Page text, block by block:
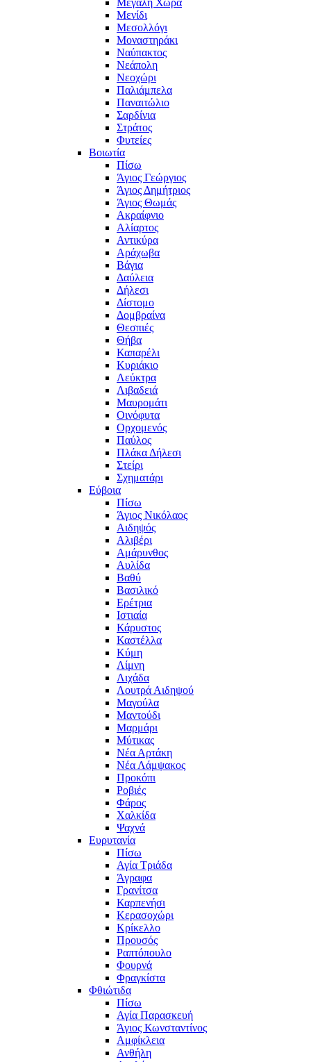
Μενίδι
Μεσολλόγι
Μοναστηράκι
Ναύπακτος
Νεάπολη
Νεοχώρι
Παλιάμπελα
Παναιτώλιο
Σαρδίνια
Στράτος
Φυτείες
Βοιωτία
Πίσω
Άγιος Γεώργιος
Άγιος Δημήτριος
Άγιος Θωμάς
Ακραίφνιο
Αλίαρτος
Αντικύρα
Αράχωβα
Βάγια
Δαύλεια
Δήλεσι
Δίστομο
Δομβραίνα
Θεσπιές
Θήβα
Καπαρέλι
Κυριάκιο
Λεύκτρα
Λιβαδειά
Μαυρομάτι
Οινόφυτα
Ορχομενός
Παύλος
Πλάκα Δήλεσι
Στείρι
Σχηματάρι
Εύβοια
Πίσω
Άγιος Νικόλαος
Αιδηψός
Αλιβέρι
Αμάρυνθος
Αυλίδα
Βαθύ
Βασιλικό
Ερέτρια
Ιστιαία
Κάρυστος
Καστέλλα
Κύμη
Λίμνη
Λιχάδα
Λουτρά Αιδηψού
Μαγούλα
Μαντούδι
Μαρμάρι
Μύτικας
Νέα Αρτάκη
Νέα Λάμψακος
Προκόπι
Ροβιές
Φάρος
Χαλκίδα
Ψαχνά
Ευρυτανία
Πίσω
Αγία Τριάδα
Άγραφα
Γρανίτσα
Καρπενήσι
Κερασοχώρι
Κρίκελλο
Προυσός
Ραπτόπουλο
Φουρνά
Φραγκίστα
Φθιώτιδα
Πίσω
Αγία Παρασκευή
Άγιος Κωνσταντίνος
Αμφίκλεια
Ανθήλη